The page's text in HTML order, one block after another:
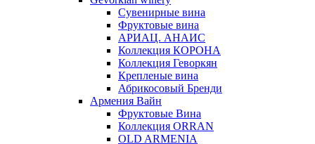
Сувенирные вина
Фруктовые вина
АРИАЦ. АНАИС
Коллекция КОРОНА
Коллекция Геворкян
Крепленые вина
Абрикосовый Бренди
Армения Вайн
Фруктовые Вина
Коллекция ORRAN
OLD ARMENIA